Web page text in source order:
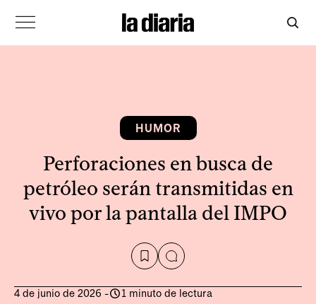
HUMOR
Perforaciones en busca de
petróleo serán transmitidas en
vivo por la pantalla del IMPO
4 de junio de 2026 - 1 minuto de lectura